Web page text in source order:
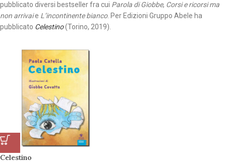
pubblicato diversi bestseller fra cui Parola di Giobbe, Corsi e ricorsi ma
non arrivaie L’incontinente bianco. Per Edizioni Gruppo Abele ha
pubblicato Celestino(Torino, 2019).
Celestino